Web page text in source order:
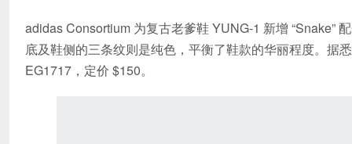
adidas Consortium 为复古老爹鞋 YUNG-1 新增 “Snake”
底及鞋侧的三条纹则是纯色，平衡了鞋款的华丽程度。据
EG1717，定价 $150。